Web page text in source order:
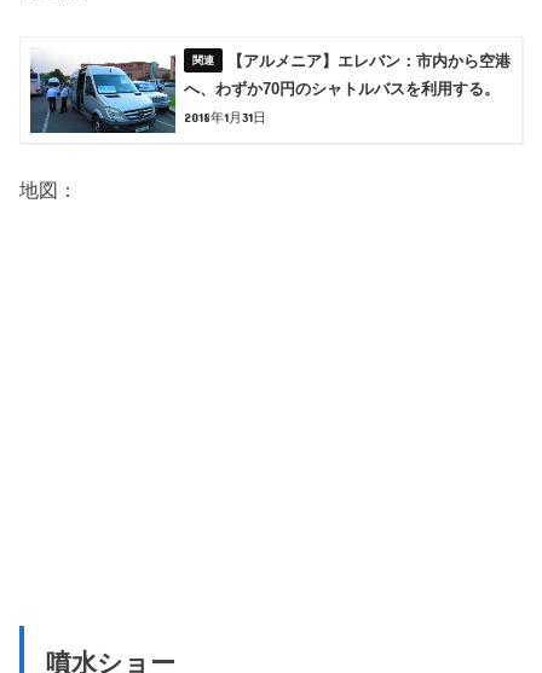
【アルメニア】エレバン：市内から空港
へ、わずか70円のシャトルバスを利用する。
2018年1月31日
地図：
噴水ショー